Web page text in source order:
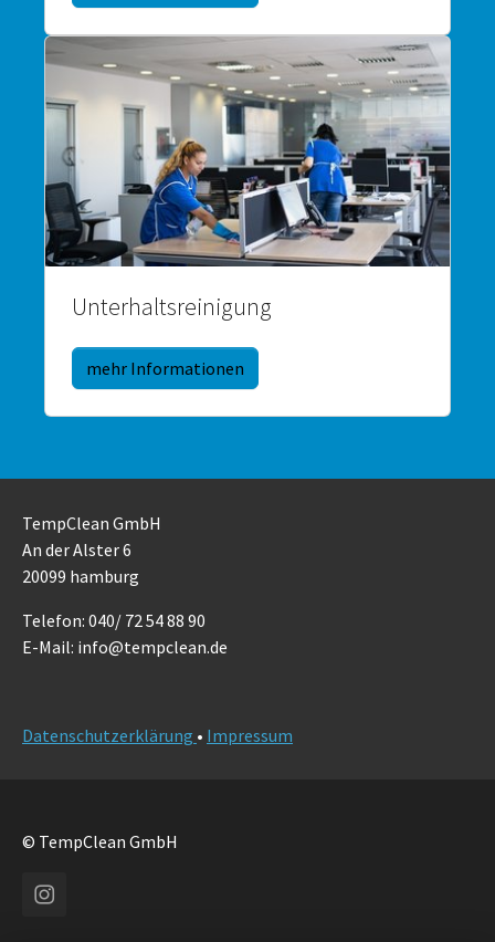
Unterhaltsreinigung
mehr Informationen
TempClean GmbH
An der Alster 6
20099 hamburg
Telefon: 040/ 72 54 88 90
E-Mail: info@tempclean.de
Datenschutzerklärung • Impressum
© TempClean GmbH
Instagram